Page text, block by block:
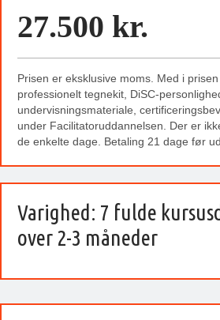
27.500 kr.
Prisen er eksklusive moms. Med i
professionelt tegnekit, DiSC-
undervisningsmateriale,
under Facilitatoruddannelsen. Der er
de enkelte dage. Betaling 21 dage før
Varighed: 7 fulde
over 2-3 måneder